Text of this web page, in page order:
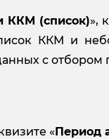
ККМ (список)»,
ККМ и
с отбором
«Период